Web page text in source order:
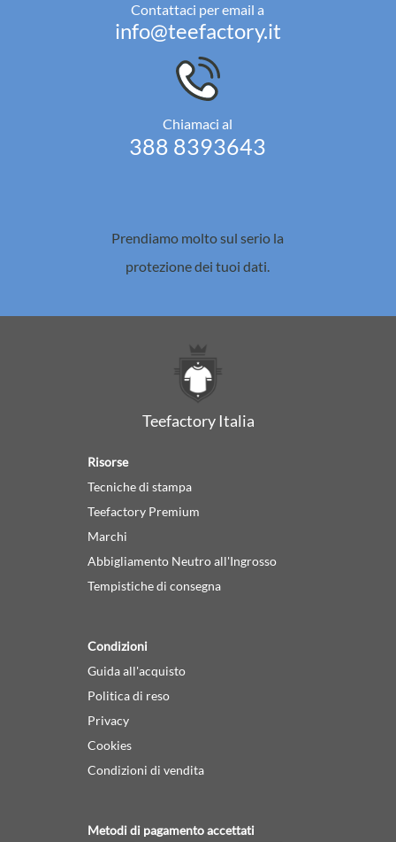
Contattaci per email a
info@teefactory.it
Chiamaci al
388 8393643
Prendiamo molto sul serio la
protezione dei tuoi dati.
Teefactory Italia
Risorse
Tecniche di stampa
Teefactory Premium
Marchi
Abbigliamento Neutro all'Ingrosso
Tempistiche di consegna
Condizioni
Guida all'acquisto
Politica di reso
Privacy
Cookies
Condizioni di vendita
Metodi di pagamento accettati